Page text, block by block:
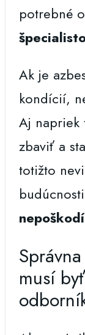
potrebné
Ak je
kondícií,
Aj napriek
zbaviť a
totižto
nepoškodí
musí